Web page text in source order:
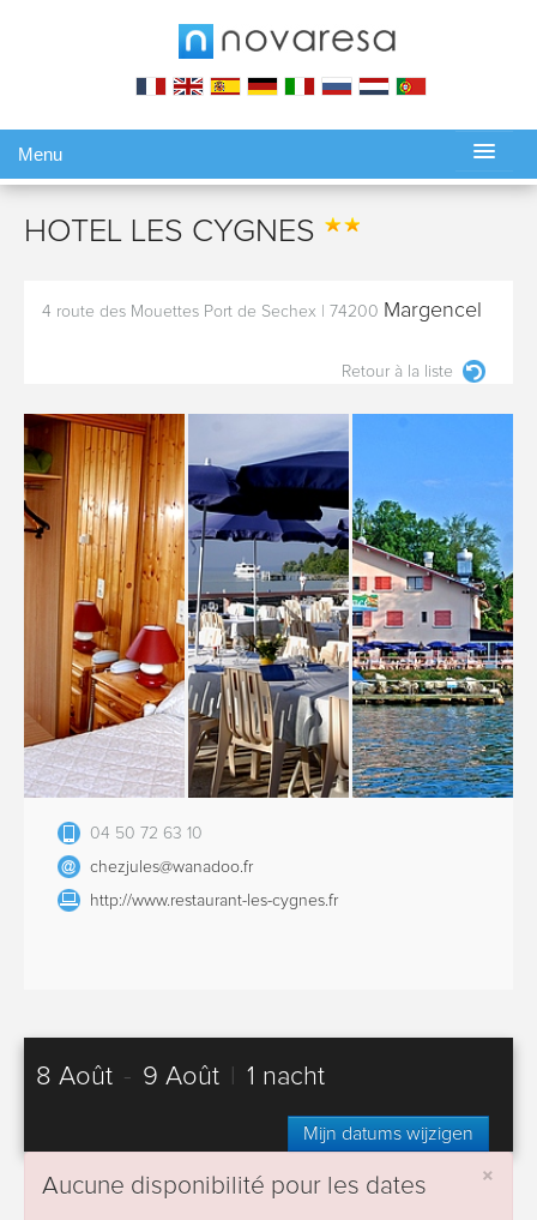
Menu
HOTEL LES CYGNES
4 route des Mouettes Port de Sechex 74200 Margencel
Retour à la liste
04 50 72 63 10
chezjules@wanadoo.fr
http://www.restaurant-les-cygnes.fr
8 Août - 9 Août 1 nacht
Mijn datums wijzigen
×
Aucune disponibilité pour les dates